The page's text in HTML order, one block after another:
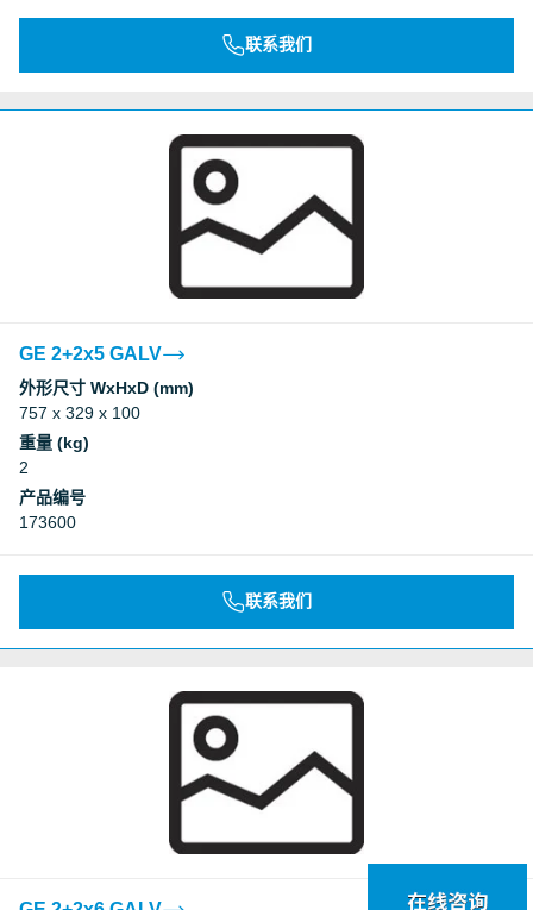
联系我们
GE 2+2x5 GALV
外形尺寸 WxHxD (mm)
757 x 329 x 100
重量 (kg)
2
产品编号
173600
联系我们